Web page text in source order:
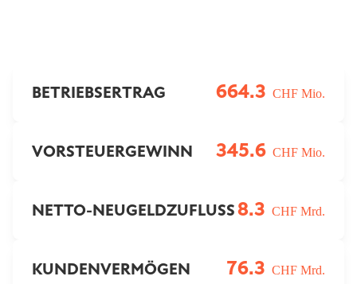
BETRIEBSERTRAG 664.3 CHF Mio.
VORSTEUERGEWINN 345.6 CHF Mio.
NETTO-NEUGELDZUFLUSS8.3 CHF Mrd.
KUNDENVERMÖGEN 76.3 CHF Mrd.